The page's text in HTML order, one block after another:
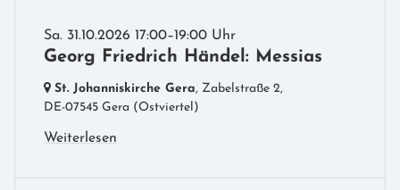
Sa. 31.10.2026 17:00–19:00 Uhr
Georg Friedrich Händel: Messias
St. Johanniskirche Gera, Zabelstraße 2,
DE-07545 Gera (Ostviertel)
Weiterlesen